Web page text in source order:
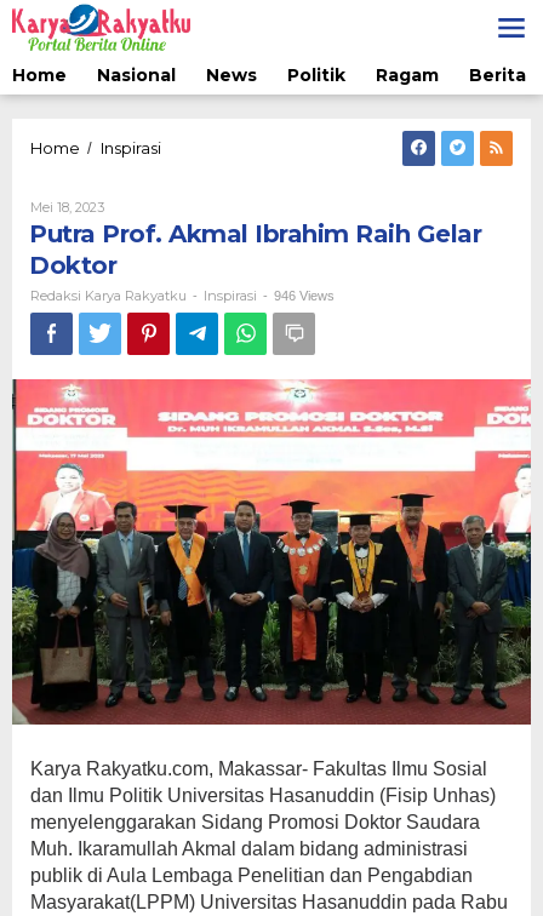
Lewati
ke
konten
Home
Nasional News Politik Ragam Berita
Home / InspirasiPutra
Raih
Mei 18, 2023Oleh
Redaksi
Karya
Putra Prof. Akmal Ibrahim Raih Gelar
Doktor
Redaksi Karya Rakyatku - Inspirasi - 946 Views
Karya Rakyatku.com, Makassar- Fakultas Ilmu Sosial
dan Ilmu Politik Universitas Hasanuddin (Fisip Unhas)
menyelenggarakan Sidang Promosi Doktor Saudara
Muh. Ikaramullah Akmal dalam bidang administrasi
publik di Aula Lembaga Penelitian dan Pengabdian
Masyarakat(LPPM) Universitas Hasanuddin pada Rabu